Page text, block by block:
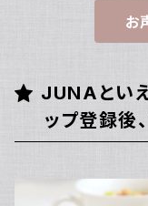
お
JUNAとい
ップ登録後